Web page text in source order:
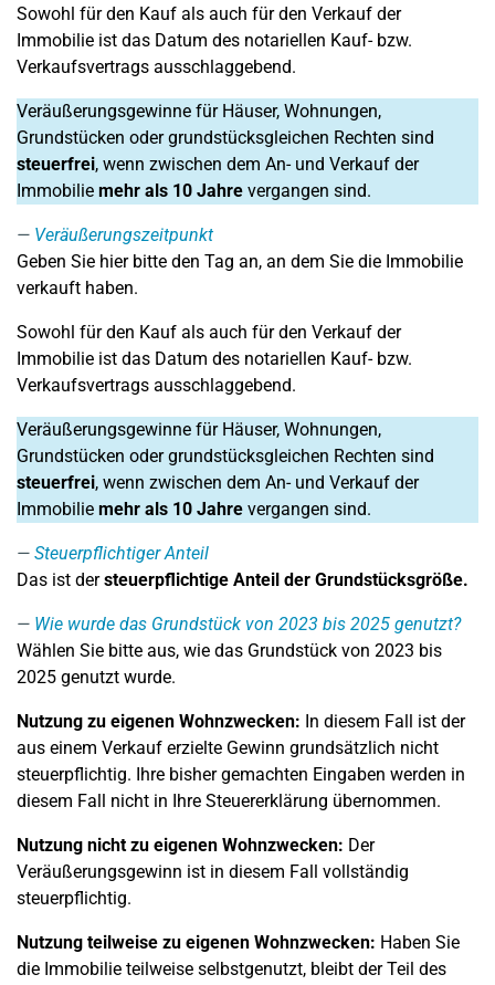
Sowohl für den Kauf als auch für den Verkauf der
Immobilie ist das Datum des notariellen Kauf- bzw.
Verkaufsvertrags ausschlaggebend.
Veräußerungsgewinne für Häuser, Wohnungen,
Grundstücken oder grundstücksgleichen Rechten sind
steuerfrei, wenn zwischen dem An- und Verkauf der
Immobilie mehr als 10 Jahre vergangen sind.
Veräußerungszeitpunkt
Geben Sie hier bitte den Tag an, an dem Sie die Immobilie
verkauft haben.
Sowohl für den Kauf als auch für den Verkauf der
Immobilie ist das Datum des notariellen Kauf- bzw.
Verkaufsvertrags ausschlaggebend.
Veräußerungsgewinne für Häuser, Wohnungen,
Grundstücken oder grundstücksgleichen Rechten sind
steuerfrei, wenn zwischen dem An- und Verkauf der
Immobilie mehr als 10 Jahre vergangen sind.
Steuerpflichtiger Anteil
Das ist dersteuerpflichtige Anteil der Grundstücksgröße.
Wie wurde das Grundstück von 2023 bis 2025 genutzt?
Wählen Sie bitte aus, wie das Grundstück von 2023 bis
2025 genutzt wurde.
Nutzung zu eigenen Wohnzwecken: In diesem Fall ist der
aus einem Verkauf erzielte Gewinn grundsätzlich nicht
steuerpflichtig. Ihre bisher gemachten Eingaben werden in
diesem Fall nicht in Ihre Steuererklärung übernommen.
Nutzung nicht zu eigenen Wohnzwecken: Der
Veräußerungsgewinn ist in diesem Fall vollständig
steuerpflichtig.
Nutzung teilweise zu eigenen Wohnzwecken: Haben Sie
die Immobilie teilweise selbstgenutzt, bleibt der Teil des